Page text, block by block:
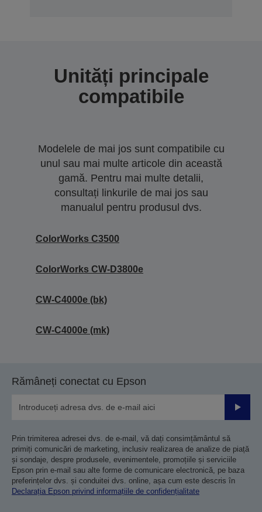
Unități principale
compatibile
Modelele de mai jos sunt compatibile cu
unul sau mai multe articole din această
gamă. Pentru mai multe detalii,
consultați linkurile de mai jos sau
manualul pentru produsul dvs.
ColorWorks C3500
ColorWorks CW-D3800e
CW-C4000e (bk)
CW-C4000e (mk)
Rămâneți conectat cu Epson
Prin trimiterea adresei dvs. de e-mail, vă dați consimțământul să
primiți comunicări de marketing, inclusiv realizarea de analize de piață
și sondaje, despre produsele, evenimentele, promoțiile și serviciile
Epson prin e-mail sau alte forme de comunicare electronică, pe baza
preferințelor dvs. și conduitei dvs. online, așa cum este descris în
Declarația Epson privind informațiile de confidențialitate